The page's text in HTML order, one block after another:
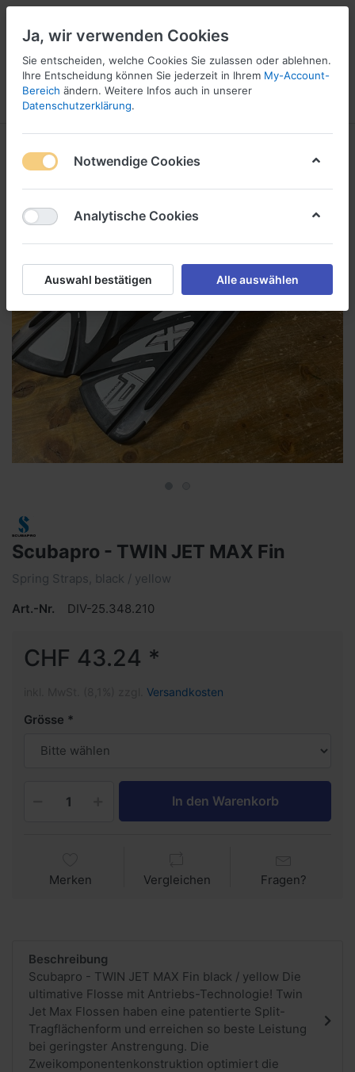
Menü Anmelden
16
Scubapro - TWIN JET MAX Fin
Spring Straps, black / yellow
Art.-Nr.
DIV-25.348.210
CHF 43.24 *
Versandkosten
Grösse
In den Warenkorb
Merken Vergleichen Fragen?
Beschreibung
Scubapro - TWIN JET MAX Fin black / yellow Die
ultimative Flosse mit Antriebs-Technologie! Twin
Jet Max Flossen haben eine patentierte Split-
Tragflächenform und erreichen so beste Leistung
bei geringster Anstrengung. Die
Zweikomponentenkonstruktion optimiert die
Ja, wir verwenden Cookies
Sie entscheiden, welche Cookies Sie zulassen oder ablehnen.
Ihre Entscheidung können Sie jederzeit in Ihrem My-Account-
Bereich ändern. Weitere Infos auch in unserer
Datenschutzerklärung.
Notwendige Cookies
Analytische Cookies
Auswahl bestätigen Alle auswählen